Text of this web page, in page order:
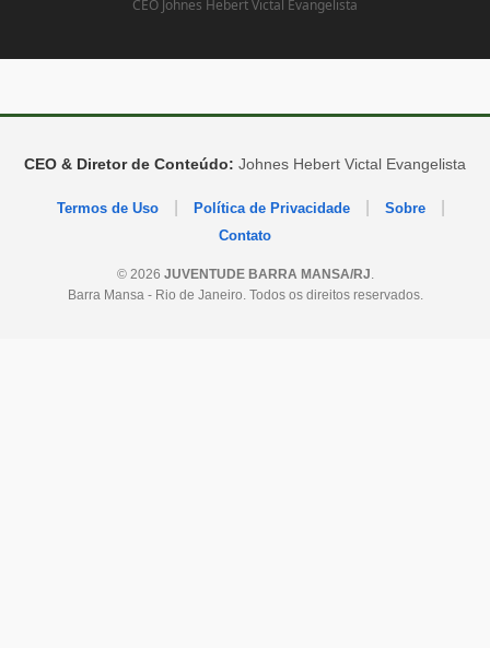
CEO Johnes Hebert Victal Evangelista
CEO & Diretor de Conteúdo: Johnes Hebert Victal Evangelista
Termos de Uso Política de Privacidade Sobre
Contato
© 2026 JUVENTUDE BARRA MANSA/RJ.
Barra Mansa - Rio de Janeiro. Todos os direitos reservados.